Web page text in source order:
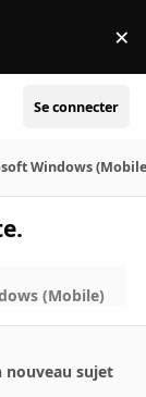
×
Se connecter
Windows
(Mobile)
nouveau sujet